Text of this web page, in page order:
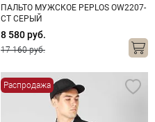
ПАЛЬТО МУЖСКОЕ PEPLOS OW2207-
CT СЕРЫЙ
8 580 руб.
17 160 руб.
Распродажа